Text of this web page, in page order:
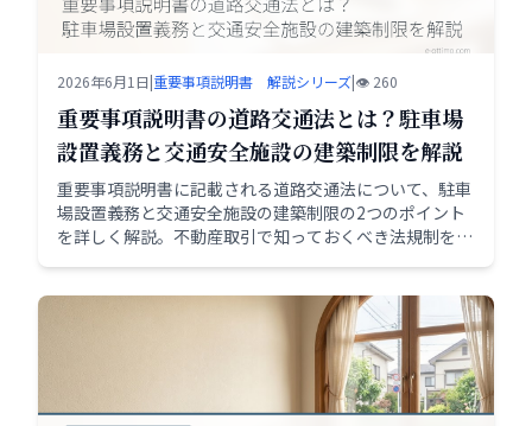
2026年6月1日|重要事項説明書 解説シリーズ|👁️ 260
重要事項説明書の道路交通法とは？駐車場
設置義務と交通安全施設の建築制限を解説
重要事項説明書に記載される道路交通法について、駐車
場設置義務と交通安全施設の建築制限の2つのポイント
を詳しく解説。不動産取引で知っておくべき法規制を分